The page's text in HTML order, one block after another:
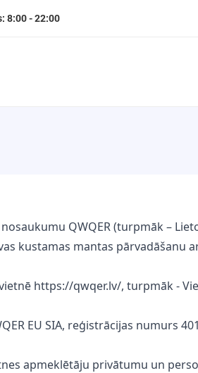
8:00 - 22:00
QWQER (turpmāk –
kustamas mantas pārvadāšanu
https://qwqer.lv/, turpmāk -
EU SIA, reģistrācijas numurs
apmeklētāju privātumu un